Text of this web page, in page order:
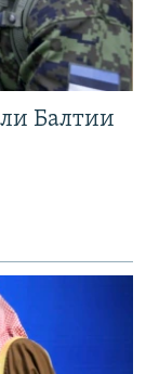
Балтии